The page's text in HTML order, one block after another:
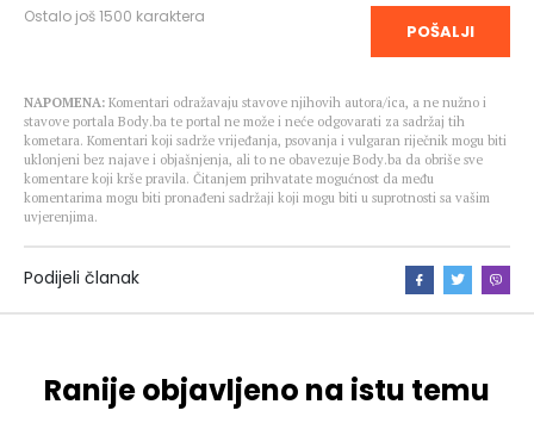
Ostalo još1500 karaktera
POŠALJI
NAPOMENA: Komentari odražavaju stavove njihovih autora/ica, a ne nužno i
stavove portala Body.ba te portal ne može i neće odgovarati za sadržaj tih
kometara. Komentari koji sadrže vrijeđanja, psovanja i vulgaran riječnik mogu biti
uklonjeni bez najave i objašnjenja, ali to ne obavezuje Body.ba da obriše sve
komentare koji krše pravila. Čitanjem prihvatate mogućnost da među
komentarima mogu biti pronađeni sadržaji koji mogu biti u suprotnosti sa vašim
uvjerenjima.
Podijeli članak
Ranije objavljeno na istu temu